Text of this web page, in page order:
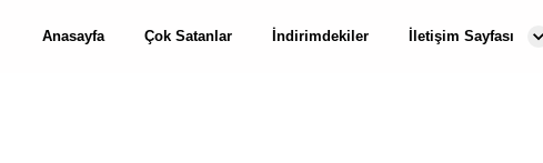
Anasayfa Çok Satanlar İndirimdekiler İletişim Sayfası